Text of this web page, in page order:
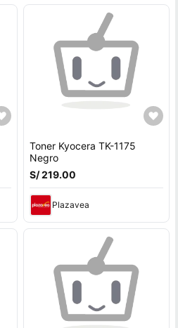
Toner Kyocera TK-1175
Negro
S/ 219.00
Plazavea